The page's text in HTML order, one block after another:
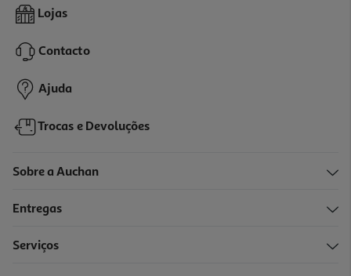
Lojas
Contacto
Ajuda
Trocas e Devoluções
Sobre a Auchan
Entregas
Serviços